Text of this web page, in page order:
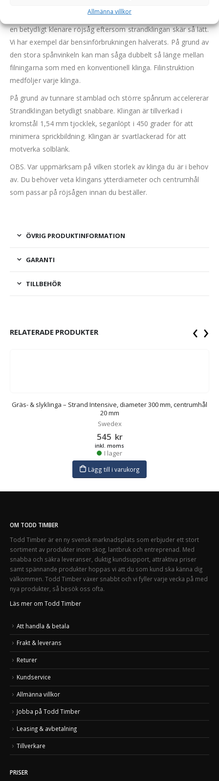
Allmänna villkor
jämfört med en vanlig klinga. Dessutom så kan man använda
en betydligt klenare röjsåg eftersom strandklingan skär så lätt.
Vi har exempel där bensinförbrukningen halverats. På grund av
den stora spånvinkeln kan man såga dubbelt så länge mellan
filningarna som med en konventionell klinga. Filinstruktion
medföljer varje klinga.
På grund av tunnare stamblad och större spånrum accelererar
Strandklingan betydligt snabbare. Klingan är tillverkad i
kromstål 1,54 mm tjocklek, seganlöpt i 450 grader för att
minimera sprickbildning. Klingan är svartlackerad för att
motverka solblänk.
OBS. Var uppmärksam på vilken storlek av klinga du är i behov
av. Du behöver veta klingans ytterdiameter och centrumhål
som passar på röjsågen innan du beställer.
ÖVRIG PRODUKTINFORMATION
GARANTI
TILLBEHÖR
RELATERADE PRODUKTER
Gräs- & slyklinga – Strand Intensive, diameter 300 mm, centrumhål
20 mm
Swedex
545 kr
inkl. moms
I lager
Lägg till i varukorg
‹ ›
OM TODD TIMBER
Todd Timber är en ny svensk marknadsplats som erbjuder ett stort
sortiment av produkter inom skog, lantbruk och entreprenad. Med
snabba och säkra leveranser, duktig kundsupport, attraktiva priser
samt spännande produkter hoppas vi att du som kund ska känna dig
välkommen. Todd Timber växer snabbt och vi fyller varje vecka på med
nya produkter, så besök oss ofta.
Läs mer om Todd Timber
Att handla & betala
Frakt & leverans
Returer
Kundservice
Allmänna villkor
Jobba på Todd Timber
Leasing & avbetalning
Tillverkare
PRISER